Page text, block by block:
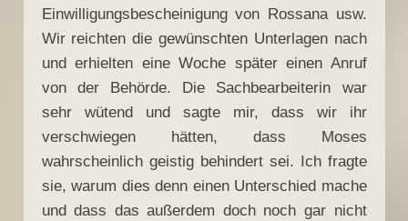
Einwilligungsbescheinigung von Rossana usw.
Wir reichten die gewünschten Unterlagen nach
und erhielten eine Woche später einen Anruf
von der Behörde. Die Sachbearbeiterin war
sehr wütend und sagte mir, dass wir ihr
verschwiegen hätten, dass Moses
wahrscheinlich geistig behindert sei. Ich fragte
sie, warum dies denn einen Unterschied mache
und dass das außerdem doch noch gar nicht